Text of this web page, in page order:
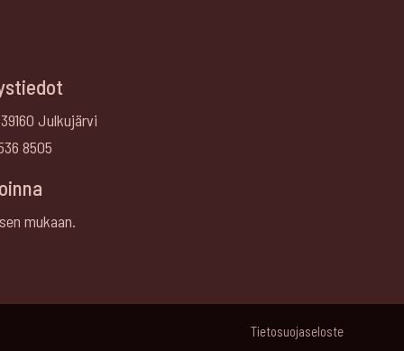
Julkujärvi
8505
mukaan.
Tietosuojaseloste